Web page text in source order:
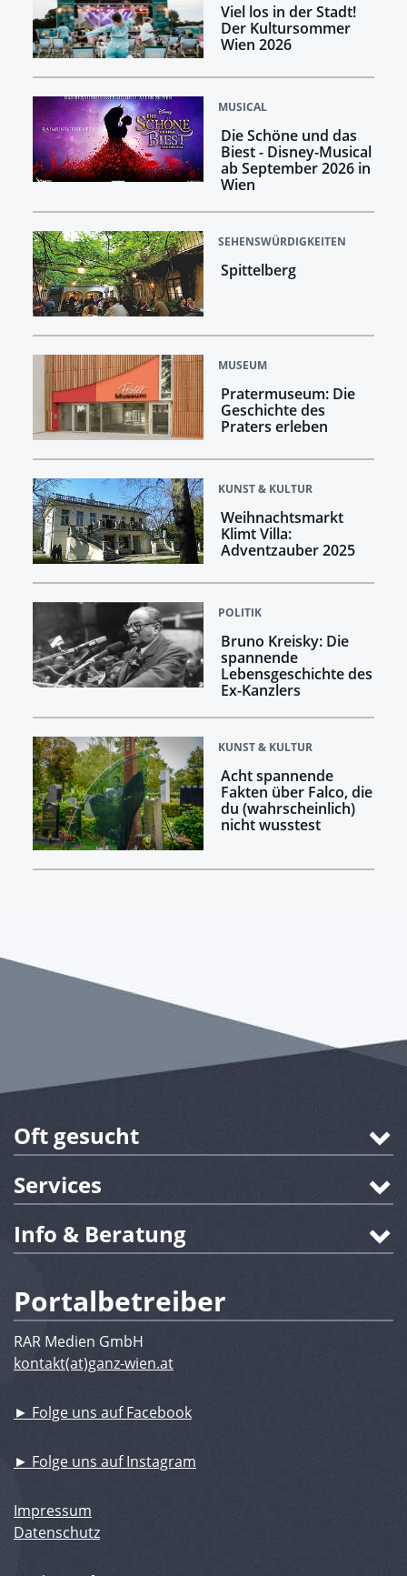
Viel los in der Stadt!
Der Kultursommer
Wien 2026
MUSICAL
Die Schöne und das
Biest - Disney-Musical
ab September 2026 in
Wien
SEHENSWÜRDIGKEITEN
Spittelberg
MUSEUM
Pratermuseum: Die
Geschichte des
Praters erleben
KUNST & KULTUR
Weihnachtsmarkt
Klimt Villa:
Adventzauber 2025
POLITIK
Bruno Kreisky: Die
spannende
Lebensgeschichte des
Ex-Kanzlers
KUNST & KULTUR
Acht spannende
Fakten über Falco, die
du (wahrscheinlich)
nicht wusstest
Oft gesucht
Services
Info & Beratung
Portalbetreiber
RAR Medien GmbH
kontakt(at)ganz-wien.at
► Folge uns auf Facebook
► Folge uns auf Instagram
Impressum
Datenschutz